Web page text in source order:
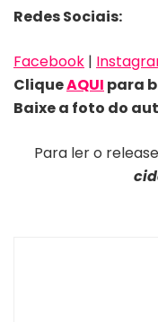
Redes Sociais:
Facebook |
CliqueAQUI para
Baixe a foto do
Para ler o